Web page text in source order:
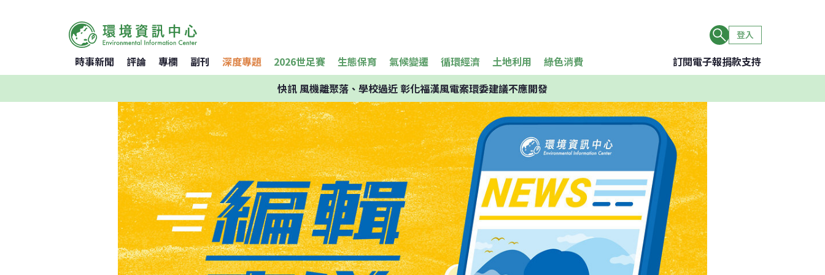
登入
時事新聞 評論 專欄 副刊 深度專題 2026世足賽 生態保育 氣候變遷 循環經濟 土地利用 綠色消費 訂閱電子報捐款支持
快訊風機離聚落、學校過近 彰化福漢風電案環委建議不應開發